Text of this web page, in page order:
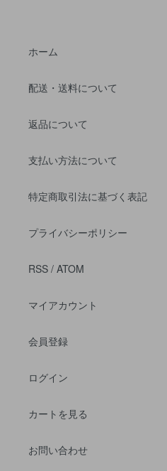
ホーム
配送・送料について
返品について
支払い方法について
特定商取引法に基づく表記
プライバシーポリシー
RSS / ATOM
マイアカウント
会員登録
ログイン
カートを見る
お問い合わせ